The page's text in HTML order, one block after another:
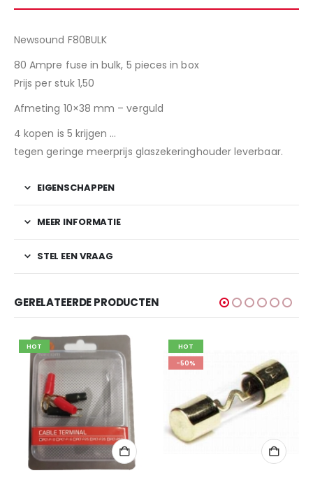
Newsound F80BULK
80 Ampre fuse in bulk, 5 pieces in box
Prijs per stuk 1,50
Afmeting 10×38 mm – verguld
4 kopen is 5 krijgen …
tegen geringe meerprijs glaszekeringhouder leverbaar.
EIGENSCHAPPEN
MEER INFORMATIE
STEL EEN VRAAG
GERELATEERDE PRODUCTEN
HOT
-50%
HOT
-50%